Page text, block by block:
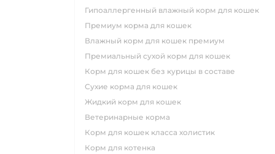
гипоаллергенный влажный корм для кошек
премиум корма для кошек
влажный корм для кошек премиум
премиальный сухой корм для кошек
корм для кошек без курицы в составе
сухие корма для кошек
жидкий корм для кошек
ветеринарные корма
корм для кошек класса холистик
корм для котенка